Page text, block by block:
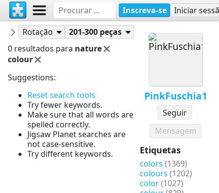
Inscreva-se Iniciar
PinkFuschia1
Seguir
Mensagem
Etiquetas
colors (1369)
colours (1202)
color(1027)
PinkFuschia1
Quebra-cabeças
Rotação
201-300 peças
0 resultados para nature
colour
Suggestions:
Reset search tools
Try fewer keywords.
Make sure that all words are
spelled correctly.
Jigsaw Planet searches are
not case-sensitive.
Try different keywords.